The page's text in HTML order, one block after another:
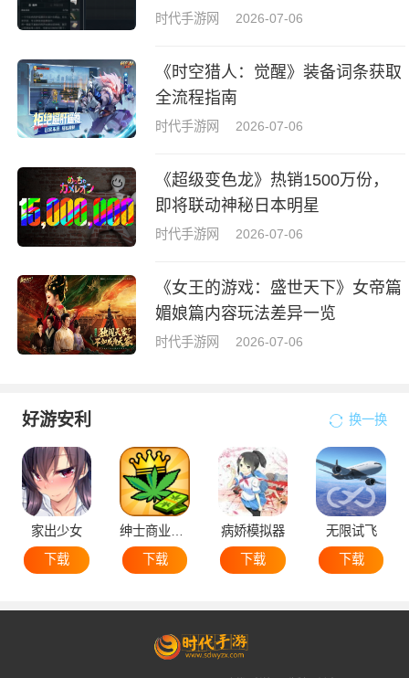
拉牌盒指南
时代手游网 2026-07-06
《时空猎人：觉醒》装备词条获取
全流程指南
时代手游网 2026-07-06
《超级变色龙》热销1500万份，
即将联动神秘日本明星
时代手游网 2026-07-06
《女王的游戏：盛世天下》女帝篇
媚娘篇内容玩法差异一览
时代手游网 2026-07-06
好游安利 换一换
家出少女
下载
下载
病娇模拟器
下载
无限试飞
下载